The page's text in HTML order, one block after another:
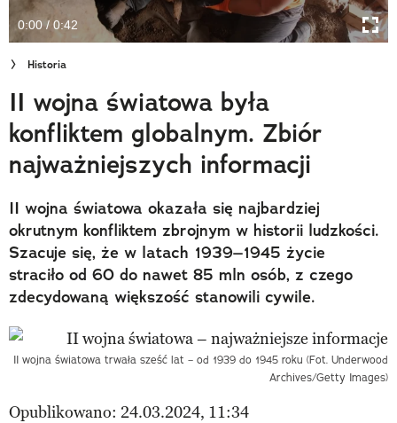
Cuda Polski
Wielki Konkurs Fotograficzny
Trendbook Podróżniczy
Polecane
0:00 / 0:42
Historia
II wojna światowa była
konfliktem globalnym. Zbiór
najważniejszych informacji
II wojna światowa okazała się najbardziej
okrutnym konfliktem zbrojnym w historii ludzkości.
Szacuje się, że w latach 1939–1945 życie
straciło od 60 do nawet 85 mln osób, z czego
zdecydowaną większość stanowili cywile.
II wojna światowa trwała sześć lat – od 1939 do 1945 roku (Fot. Underwood
Archives/Getty Images)
Opublikowano: 24.03.2024, 11:34